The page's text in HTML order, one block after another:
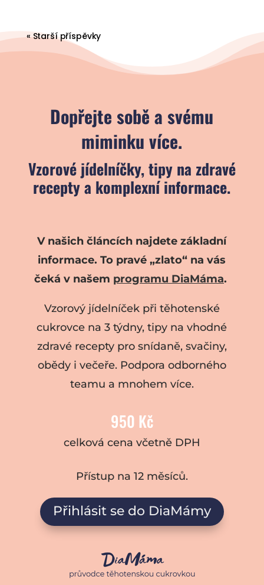
« Starší příspěvky
Dopřejte sobě a svému
miminku více.
Vzorové jídelníčky, tipy na zdravé
recepty a komplexní informace.
V našich článcích najdete základní
informace. To pravé „zlato“ na vás
čeká v našem programu DiaMáma.
Vzorový jídelníček při těhotenské
cukrovce na 3 týdny, tipy na vhodné
zdravé recepty pro snídaně, svačiny,
obědy i večeře. Podpora odborného
teamu a mnohem více.
950 Kč
celková cena včetně DPH
Přístup na 12 měsíců.
Přihlásit se do DiaMámy